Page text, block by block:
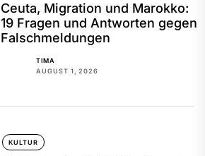
Ceuta, Migration und Marokko:
19 Fragen und Antworten gegen
Falschmeldungen
TIMA
AUGUST 1, 2026
KULTUR